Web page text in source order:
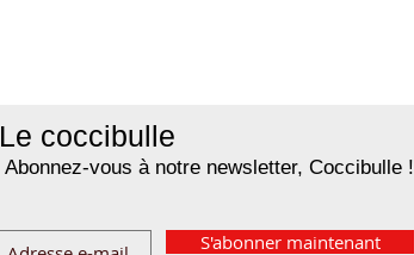
Le coccibulle
Abonnez-vous à notre newsletter, Coccibulle !
S'abonner maintenant